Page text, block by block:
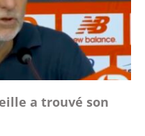
a trouvé son